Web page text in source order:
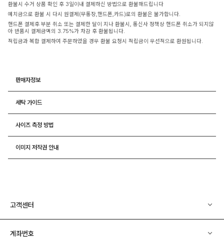
환불시 수거 상품 확인 후 3일이내 결제하신 방법으로 환불해드립니다
예치금으로 환불 시 다시 원결제(무통장,핸드폰,카드)로의 환불은 불가합니다.
핸드폰 결제후 부분 취소 또는 결제한 달이 지나 환불시, 통신사 정책상 핸드폰 취소가 되지않
아 반품시 결제금액의 3.75%가 차감 후 환불됩니다.
적립금과 복합 결제하여 주문하였을 경우 환불 요청시 적립금이 우선적으로 환원됩니다.
판매자정보
세탁 가이드
사이즈 측정 방법
이미지 저작권 안내
고객센터
계좌번호